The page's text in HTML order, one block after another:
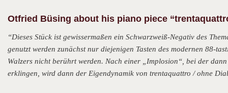
Otfried Büsing about his piano piece
“Dieses Stück ist gewissermaßen ein Schwarzweiß-Negativ des
genutzt werden zunächst nur diejenigen Tasten des modernen 88-
Walzers nicht berührt werden. Nach einer „Implosion“, bei der
erklingen, wird dann der Eigendynamik von trentaquattro / ohne